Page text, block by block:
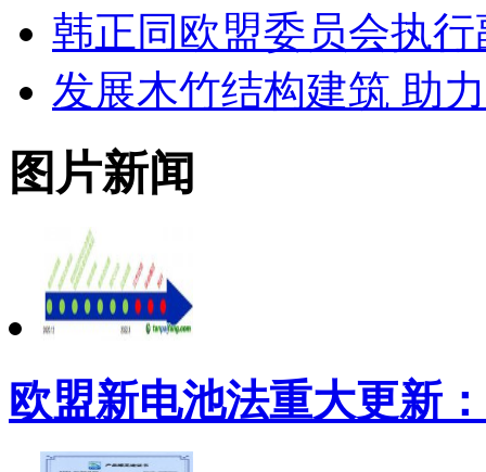
韩正同欧盟委员会执
发展木竹结构建筑 助
图片新闻
欧盟新电池法重大更新